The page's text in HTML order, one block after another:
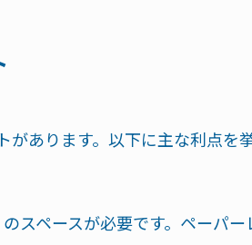
あります。以下に主な利点を挙
スペースが必要です。ペーパ